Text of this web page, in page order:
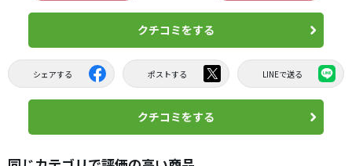
クチコミをする
シェアする ポストする LINEで送る
クチコミをする